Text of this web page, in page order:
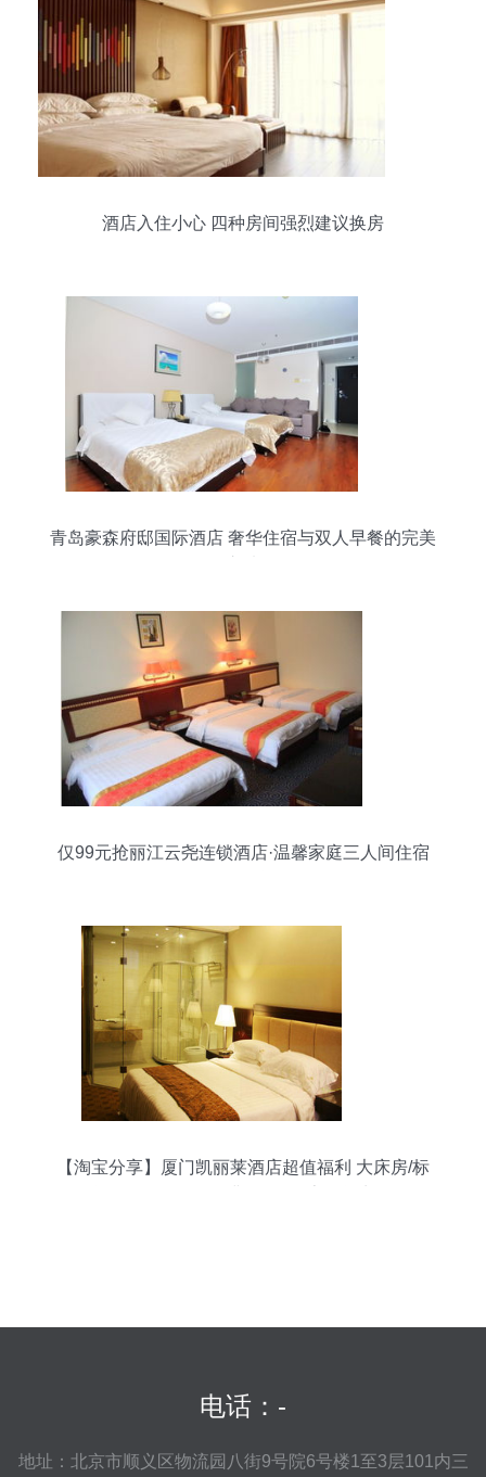
酒店入住小心 四种房间强烈建议换房
青岛豪森府邸国际酒店 奢华住宿与双人早餐的完美
仅99元抢丽江云尧连锁酒店·温馨家庭三人间住宿
【淘宝分享】厦门凯丽莱酒店超值福利 大床房/标
电话：-
地址：北京市顺义区物流园八街9号院6号楼1至3层101内三